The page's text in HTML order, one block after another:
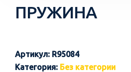
ПРУЖИНА
Артикул: R95084
Категория: Без категории